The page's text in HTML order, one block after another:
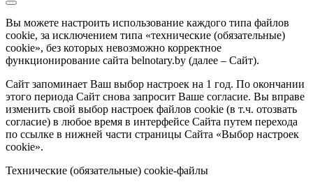
Вы можете настроить использование каждого типа файлов
cookie, за исключением типа «технические (обязательные)
cookie», без которых невозможно корректное
функционирование сайта belnotary.by (далее – Сайт).
Сайт запоминает Ваш выбор настроек на 1 год. По окончании
этого периода Сайт снова запросит Ваше согласие. Вы вправе
изменить свой выбор настроек файлов cookie (в т.ч. отозвать
согласие) в любое время в интерфейсе Сайта путем перехода
по ссылке в нижней части страницы Сайта «Выбор настроек
cookie».
Технические (обязательные) cookie-файлы